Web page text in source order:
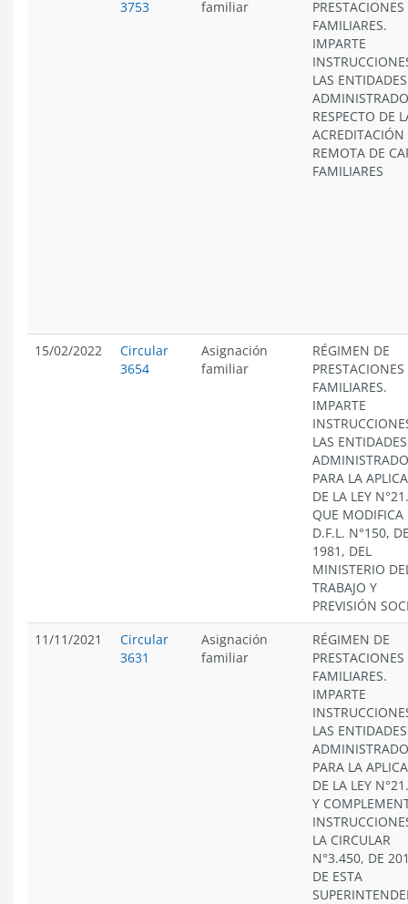
3753 familiar
PRESTACIONES
FAMILIARES.
IMPARTE
LAS ENTIDADES
RESPECTO DE
ACREDITACIÓN
REMOTA DE
FAMILIARES
15/02/2022
Circular
3654
Asignación
familiar
RÉGIMEN DE
PRESTACIONES
FAMILIARES.
IMPARTE
LAS ENTIDADES
PARA LA
DE LA LEY
QUE MODIFICA
D.F.L. N°150,
1981, DEL
MINISTERIO
TRABAJO Y
PREVISIÓN
11/11/2021
Circular
3631
Asignación
familiar
RÉGIMEN DE
PRESTACIONES
FAMILIARES.
IMPARTE
LAS ENTIDADES
PARA LA
DE LA LEY
Y
LA CIRCULAR
N°3.450, DE
DE ESTA